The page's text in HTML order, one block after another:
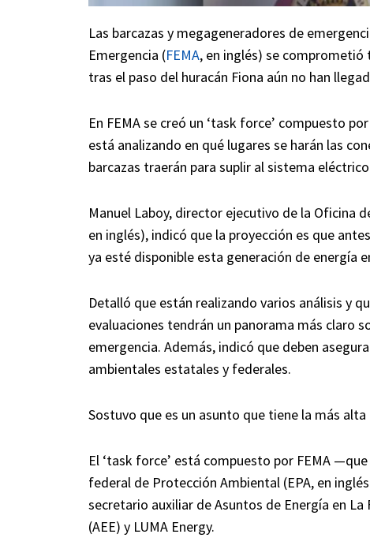
Las barcazas y megageneradores de
Emergencia (FEMA, en inglés) se comprometió
tras el paso del huracán Fiona aún no han
En FEMA se creó un ‘task force’ compuesto
está analizando en qué lugares se harán las
barcazas traerán para suplir al sistema
Manuel Laboy, director ejecutivo de la Oficina
en inglés), indicó que la proyección es que
ya esté disponible esta generación de energía
Detalló que están realizando varios análisis y
evaluaciones tendrán un panorama más claro
emergencia. Además, indicó que deben
ambientales estatales y federales.
Sostuvo que es un asunto que tiene la más
El ‘task force’ está compuesto por FEMA
federal de Protección Ambiental (EPA, en
secretario auxiliar de Asuntos de Energía en
(AEE) y LUMA Energy.